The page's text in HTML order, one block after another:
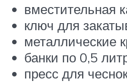
вместительная
ключ для
металлические
банки по 0,5
пресс для